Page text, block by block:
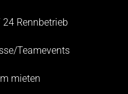
24 Rennbetrieb
Teamevents
mieten